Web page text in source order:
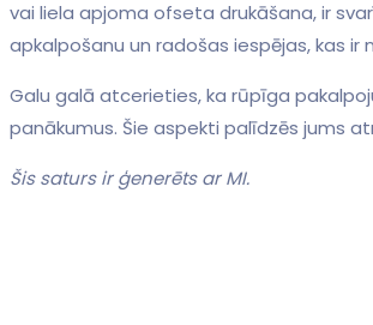
vai liela apjoma ofseta drukāšana, ir
apkalpošanu un radošas iespējas, kas
Galu galā atcerieties, ka ⁣rūpīga
panākumus. Šie aspekti palīdzēs ⁢jums
Šis saturs‍ ir ģenerēts ar MI.